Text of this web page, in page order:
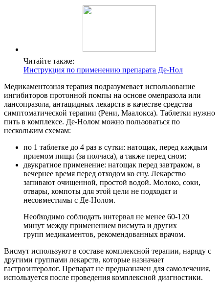
Читайте также:
Инструкция по применению препарата Де-Нол
Медикаментозная терапия подразумевает использование
ингибиторов протонной помпы на основе омепразола или
лансопразола, антацидных лекарств в качестве средства
симптоматической терапии (Рени, Маалокса). Таблетки нужно
пить в комплексе. Де-Нолом можно пользоваться по
нескольким схемам:
по 1 таблетке до 4 раз в сутки: натощак, перед каждым
приемом пищи (за полчаса), а также перед сном;
двукратное применение: натощак перед завтраком, в
вечернее время перед отходом ко сну. Лекарство
запивают очищенной, простой водой. Молоко, соки,
отвары, компоты для этой цели не подходят и
несовместимы с Де-Нолом.
Необходимо соблюдать интервал не менее 60-120
минут между применением висмута и других
групп медикаментов, рекомендованных врачом.
Висмут используют в составе комплексной терапии, наряду с
другими группами лекарств, которые назначает
гастроэнтеролог. Препарат не предназначен для самолечения,
используется после проведения комплексной диагностики.